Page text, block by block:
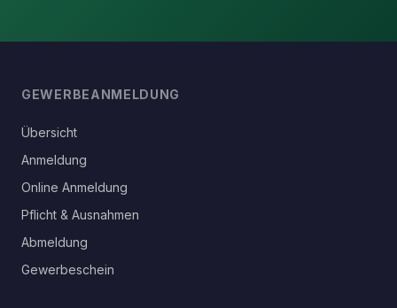
GEWERBEANMELDUNG
Übersicht
Anmeldung
Online Anmeldung
Pflicht & Ausnahmen
Abmeldung
Gewerbeschein